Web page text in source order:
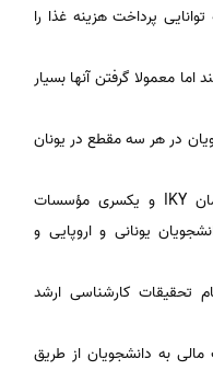
پرداخت هزینه غذا را
اما معمولا گرفتن آنها بسیار
در هر سه مقطع در یونان
دادن بورسیه تحصیلی توسط سازمان IKY و یکسری مؤسسات
یونانی و اروپایی و
تحقیقات کارشناسی ارشد
به دانشجویان از طریق